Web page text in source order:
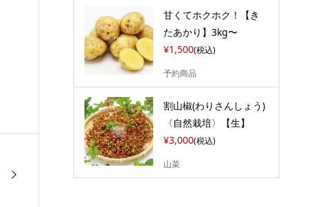
甘くてホクホク！【き
たあかり】3kg〜
¥1,500(税込)
予約商品
割山椒(わりさんしょう)
〈自然栽培〉【生】
¥3,000(税込)
山菜